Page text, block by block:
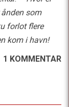
som
forlot flere
kom i havn!
1 KOMMENTAR